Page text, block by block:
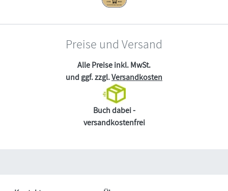
Preise und Versand
Alle Preise inkl. MwSt.
und ggf. zzgl.Versandkosten
Buch dabei -
versandkostenfrei